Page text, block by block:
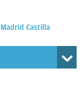
Madrid Castilla